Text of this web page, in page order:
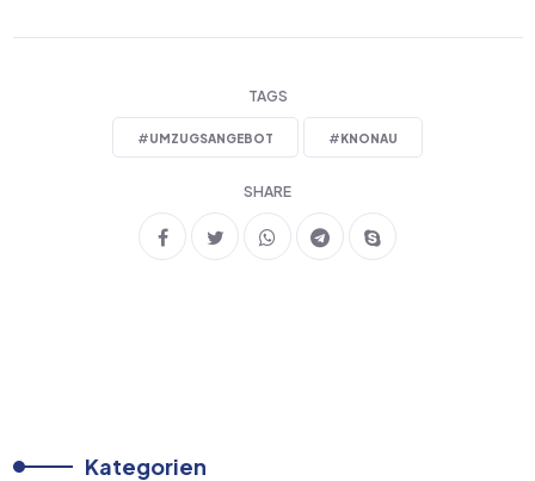
TAGS
#UMZUGSANGEBOT #KNONAU
SHARE
Kategorien